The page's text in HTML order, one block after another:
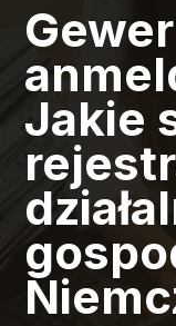
Jakie